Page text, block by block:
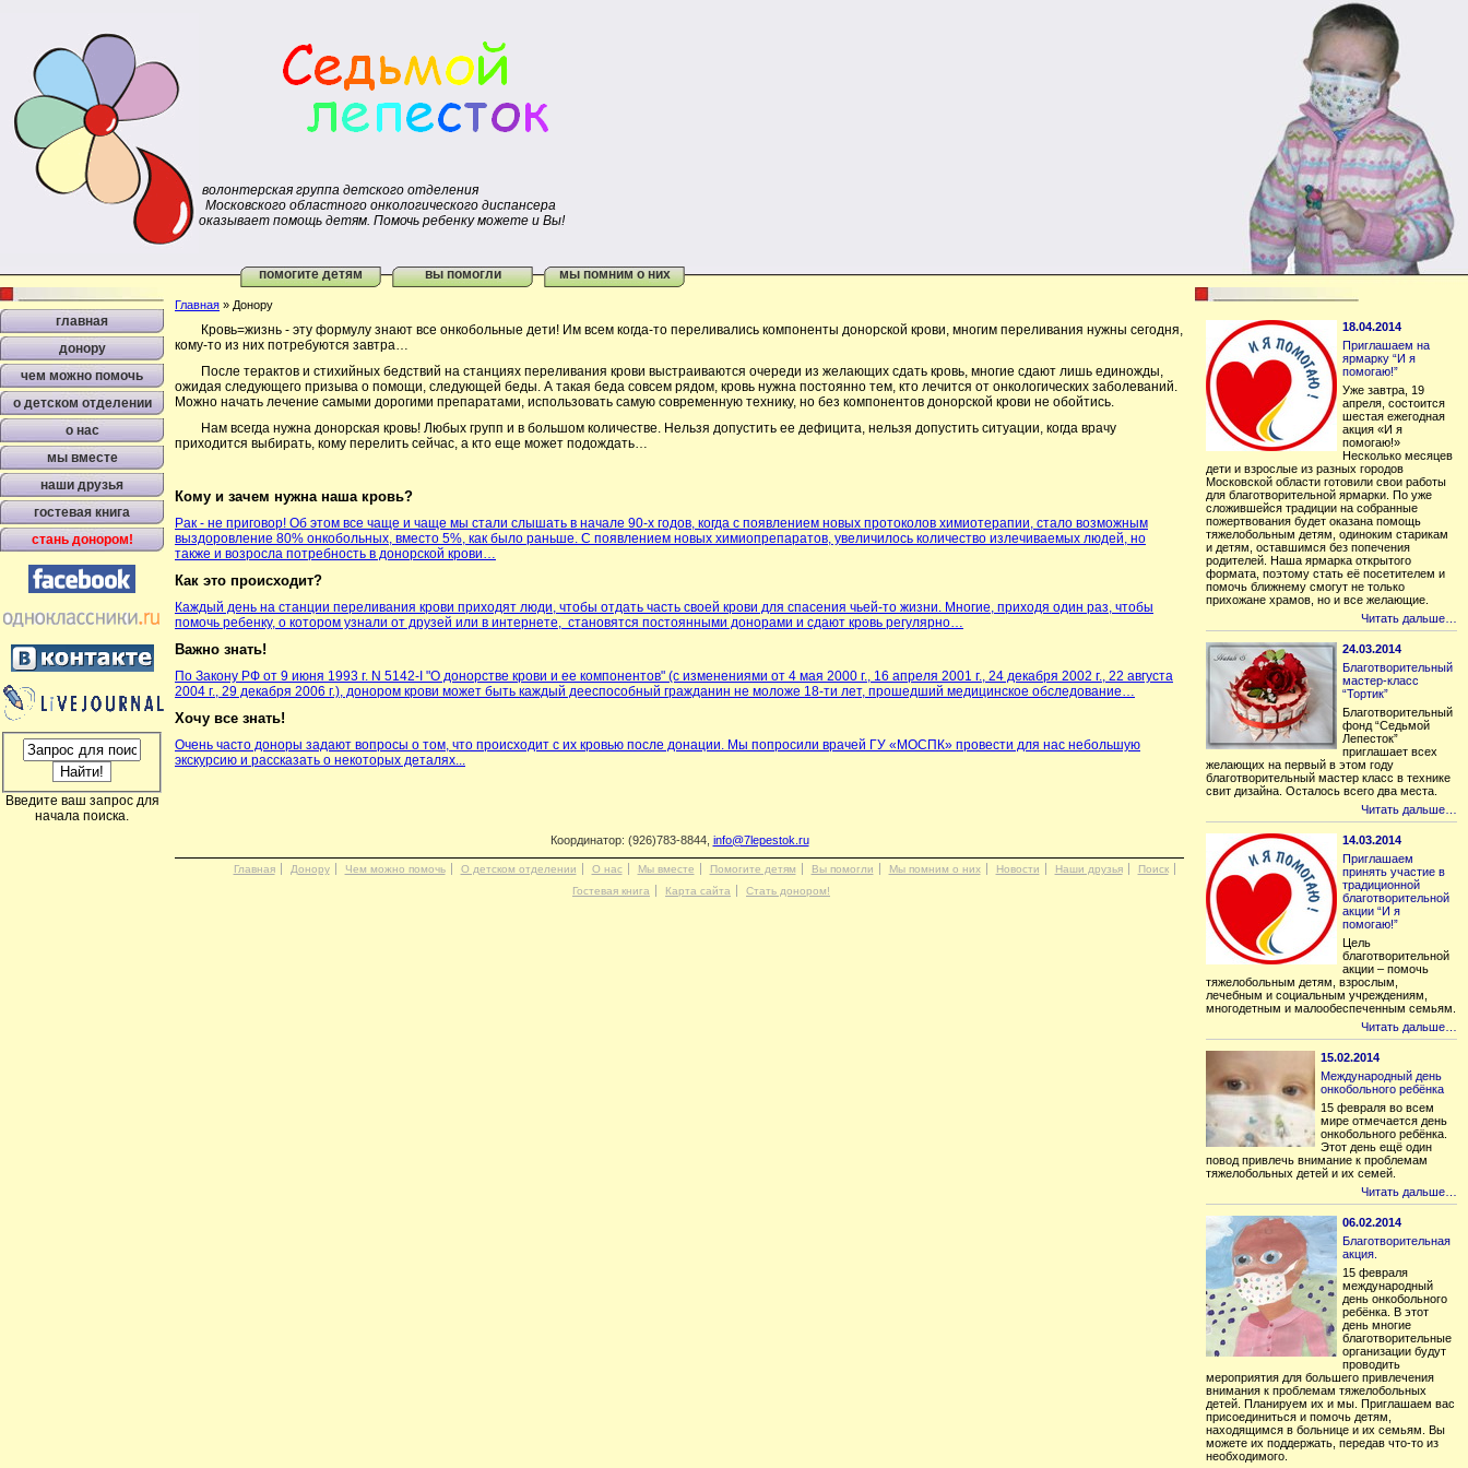
волонтерская группа детского отделения
Московского областного онкологического диспансера
оказывает помощь детям. Помочь ребенку можете и Вы!
помогите детям вы помогли мы помним о них
главная
донору
чем можно помочь
о детском отделении
о нас
мы вместе
наши друзья
гостевая книга
стань донором!
Введите ваш запрос для
начала поиска.
Главная » Донору
Кровь=жизнь - эту формулу знают все онкобольные дети! Им всем когда-то переливались компоненты донорской крови, многим переливания нужны сегодня,
кому-то из них потребуются завтра…
После терактов и стихийных бедствий на станциях переливания крови выстраиваются очереди из желающих сдать кровь, многие сдают лишь единожды,
ожидая следующего призыва о помощи, следующей беды. А такая беда совсем рядом, кровь нужна постоянно тем, кто лечится от онкологических заболеваний.
Можно начать лечение самыми дорогими препаратами, использовать самую современную технику, но без компонентов донорской крови не обойтись.
Нам всегда нужна донорская кровь! Любых групп и в большом количестве. Нельзя допустить ее дефицита, нельзя допустить ситуации, когда врачу
приходится выбирать, кому перелить сейчас, а кто еще может подождать…
Кому и зачем нужна наша кровь?
Рак - не приговор! Об этом все чаще и чаще мы стали слышать в начале 90-х годов, когда с появлением новых протоколов химиотерапии, стало возможным
выздоровление 80% онкобольных, вместо 5%, как было раньше. С появлением новых химиопрепаратов, увеличилось количество излечиваемых людей, но
также и возросла потребность в донорской крови…
Как это происходит?
Каждый день на станции переливания крови приходят люди, чтобы отдать часть своей крови для спасения чьей-то жизни. Многие, приходя один раз, чтобы
помочь ребенку, о котором узнали от друзей или в интернете, становятся постоянными донорами и сдают кровь регулярно…
Важно знать!
По Закону РФ от 9 июня 1993 г. N 5142-I "О донорстве крови и ее компонентов" (с изменениями от 4 мая 2000 г., 16 апреля 2001 г., 24 декабря 2002 г., 22 августа
2004 г., 29 декабря 2006 г.), донором крови может быть каждый дееспособный гражданин не моложе 18-ти лет, прошедший медицинское обследование…
Хочу все знать!
Очень часто доноры задают вопросы о том, что происходит с их кровью после донации. Мы попросили врачей ГУ «МОСПК» провести для нас небольшую
экскурсию и рассказать о некоторых деталях...
Координатор: (926)783-8844, info@7lepestok.ru
Главная Донору Чем можно помочь О детском отделении О нас Мы вместе Помогите детям Вы помогли Мы помним о них Новости Наши друзья
Поиск
Гостевая книга
Карта сайта Стать донором!
18.04.2014
Приглашаем на
ярмарку “И я
помогаю!”
Уже завтра, 19
апреля, состоится
шестая ежегодная
акция «И я
помогаю!»
Несколько месяцев
дети и взрослые из разных городов
Московской области готовили свои работы
для благотворительной ярмарки. По уже
сложившейся традиции на собранные
пожертвования будет оказана помощь
тяжелобольным детям, одиноким старикам
и детям, оставшимся без попечения
родителей. Наша ярмарка открытого
формата, поэтому стать её посетителем и
помочь ближнему смогут не только
прихожане храмов, но и все желающие.
Читать дальше…
24.03.2014
Благотворительный
мастер-класс
“Тортик”
Благотворительный
фонд “Седьмой
Лепесток”
приглашает всех
желающих на первый в этом году
благотворительный мастер класс в технике
свит дизайна. Осталось всего два места.
Читать дальше…
14.03.2014
Приглашаем
принять участие в
традиционной
благотворительной
акции “И я
помогаю!”
Цель
благотворительной
акции – помочь
тяжелобольным детям, взрослым,
лечебным и социальным учреждениям,
многодетным и малообеспеченным семьям.
Читать дальше…
15.02.2014
Международный день
онкобольного ребёнка
15 февраля во всем
мире отмечается день
онкобольного ребёнка.
Этот день ещё один
повод привлечь внимание к проблемам
тяжелобольных детей и их семей.
Читать дальше…
06.02.2014
Благотворительная
акция.
15 февраля
международный
день онкобольного
ребёнка. В этот
день многие
благотворительные
организации будут
проводить
мероприятия для большего привлечения
внимания к проблемам тяжелобольных
детей. Планируем их и мы. Приглашаем вас
присоединиться и помочь детям,
находящимся в больнице и их семьям. Вы
можете их поддержать, передав что-то из
необходимого.